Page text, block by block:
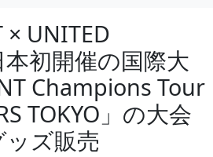
× UNITED
本初開催の国際大
Champions Tour
TOKYO」の大会
ズ販売